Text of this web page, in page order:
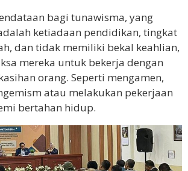
bagi tunawisma, yang
ketiadaan pendidikan, tingkat
dan tidak memiliki bekal keahlian,
mereka untuk bekerja dengan
orang. Seperti mengamen,
atau melakukan pekerjaan
bertahan hidup.